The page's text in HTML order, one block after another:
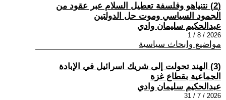
(2) نتنياهو وفلسفة تعطيل السلام عبر عقود من
الجمود السياسي وموت حل الدولتين
عبدالحكيم سليمان وادي
2026 / 8 / 1
مواضيع وابحاث سياسية
(3) الهند تحولت إلى شريك اسرائيل في الإبادة
الجماعية بقطاع غزة
عبدالحكيم سليمان وادي
2026 / 7 / 31